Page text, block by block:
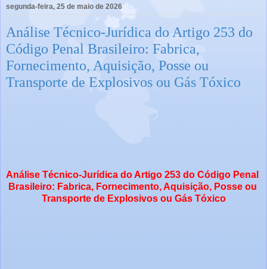
segunda-feira, 25 de maio de 2026
Análise Técnico-Jurídica do Artigo 253 do
Código Penal Brasileiro: Fabrica,
Fornecimento, Aquisição, Posse ou
Transporte de Explosivos ou Gás Tóxico
Análise Técnico-Jurídica do Artigo 253 do Código Penal
Brasileiro: Fabrica, Fornecimento, Aquisição, Posse ou
Transporte de Explosivos ou Gás Tóxico